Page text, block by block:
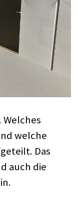
welche
Das
auch die